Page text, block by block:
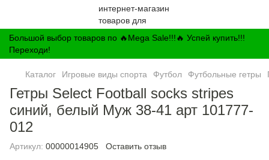
Большой выбор товаров по 🔥Mega Sale!!!🔥 Успей купить!!!
Переходи!
Каталог Игровые виды спорта Футбол Футбольные гетры
Гетры Select Football socks stripes
синий, белый Муж 38-41 арт 101777-
012
Артикул: 00000014905 Оставить отзыв